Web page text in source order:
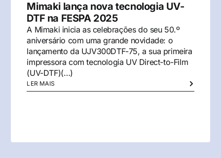
Mimaki lança nova tecnologia UV-
DTF na FESPA 2025
A Mimaki inicia as celebrações do seu 50.º
aniversário com uma grande novidade: o
lançamento da UJV300DTF-75, a sua primeira
impressora com tecnologia UV Direct-to-Film
(UV-DTF)(…)
LER MAIS